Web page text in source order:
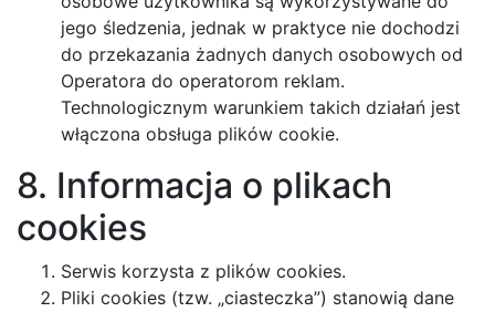
jego śledzenia, jednak w praktyce nie dochodzi
do przekazania żadnych danych osobowych od
Operatora do operatorom reklam.
Technologicznym warunkiem takich działań jest
włączona obsługa plików cookie.
8. Informacja o plikach
cookies
Serwis korzysta z plików cookies.
Pliki cookies (tzw. „ciasteczka”) stanowią dane